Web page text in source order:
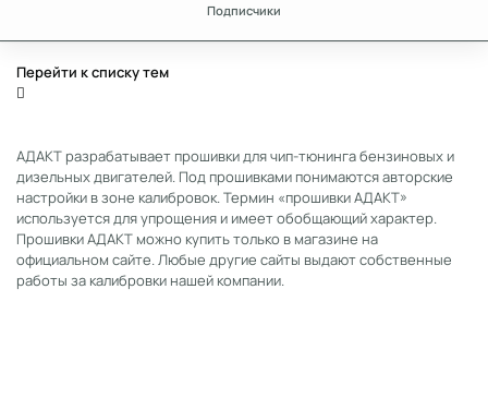
Подписчики
Перейти к списку тем
АДАКТ разрабатывает прошивки для чип-тюнинга бензиновых и
дизельных двигателей. Под прошивками понимаются авторские
настройки в зоне калибровок. Термин «прошивки АДАКТ»
используется для упрощения и имеет обобщающий характер.
Прошивки АДАКТ можно купить только в магазине на
официальном сайте. Любые другие сайты выдают собственные
работы за калибровки нашей компании.